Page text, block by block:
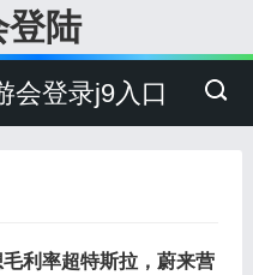
登陆
会登录j9入口
利率超特斯拉，蔚来营